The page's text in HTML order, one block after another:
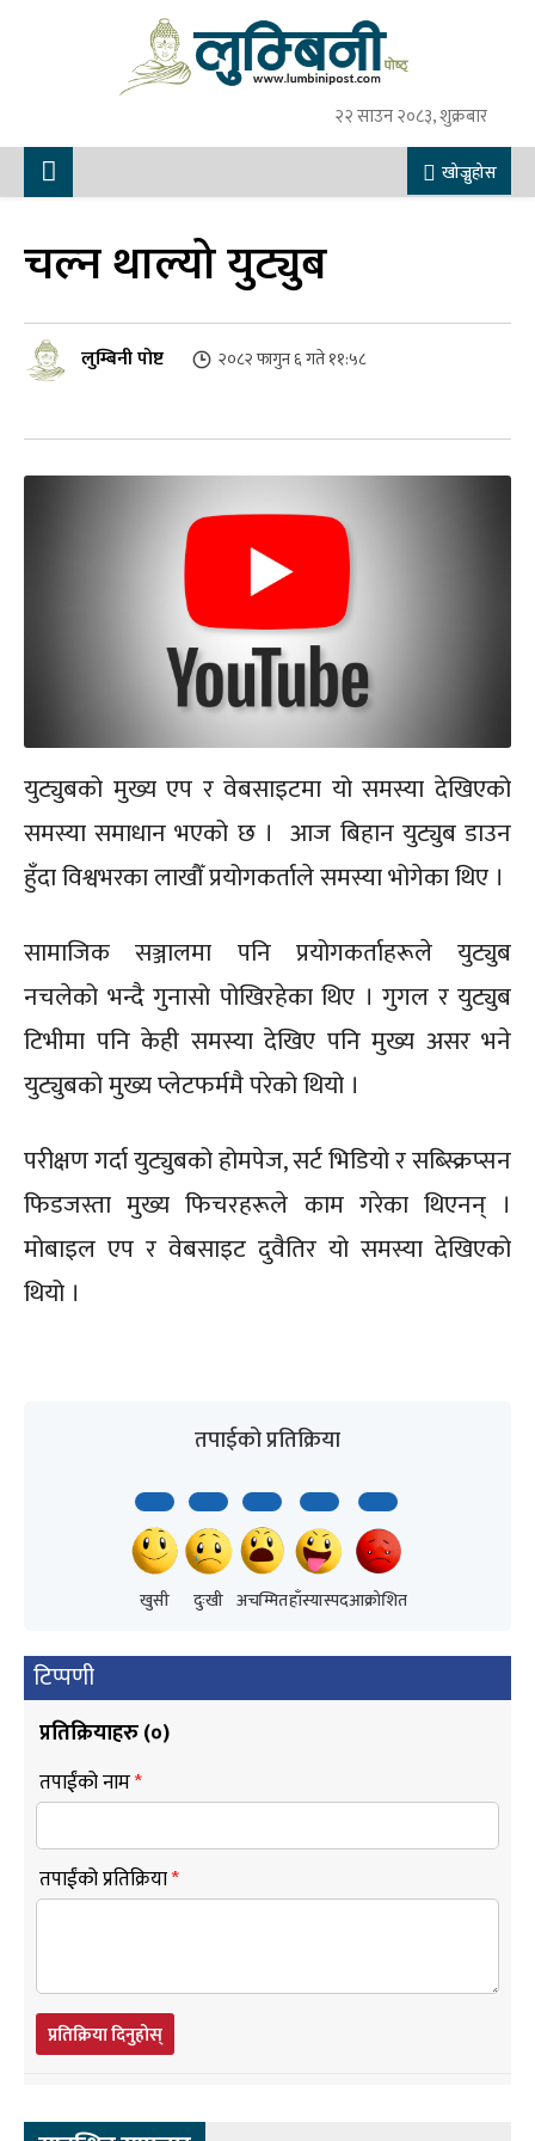
२२ साउन २०८३, शुक्रबार
खोज्नुहोस
चल्न थाल्यो युट्युब
लुम्बिनी पोष्ट २०८२ फागुन ६ गते ११:५८
युट्युबको मुख्य एप र वेबसाइटमा यो समस्या देखिएको
समस्या समाधान भएको छ । आज बिहान युट्युब डाउन
हुँदा विश्वभरका लाखौँ प्रयोगकर्ताले समस्या भोगेका थिए ।
सामाजिक सञ्जालमा पनि प्रयोगकर्ताहरूले युट्युब
नचलेको भन्दै गुनासो पोखिरहेका थिए । गुगल र युट्युब
टिभीमा पनि केही समस्या देखिए पनि मुख्य असर भने
युट्युबको मुख्य प्लेटफर्ममै परेको थियो ।
परीक्षण गर्दा युट्युबको होमपेज, सर्ट भिडियो र सब्स्क्रिप्सन
फिडजस्ता मुख्य फिचरहरूले काम गरेका थिएनन् ।
मोबाइल एप र वेबसाइट दुवैतिर यो समस्या देखिएको
थियो ।
तपाईको प्रतिक्रिया
खुसी दुःखी अचम्मितहाँस्यास्पदआक्रोशित
टिप्पणी
प्रतिक्रियाहरु (०)
तपाईंको नाम*
तपाईंको प्रतिक्रिया*
प्रतिक्रिया दिनुहोस्